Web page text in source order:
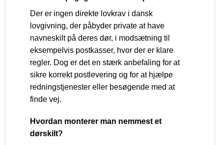
Der er ingen direkte lovkrav i dansk
lovgivning, der påbyder private at have
navneskilt på deres dør, i modsætning til
eksempelvis postkasser, hvor der er klare
regler. Dog er det en stærk anbefaling for at
sikre korrekt postlevering og for at hjælpe
redningstjenester eller besøgende med at
finde vej.
Hvordan monterer man nemmest et
dørskilt?